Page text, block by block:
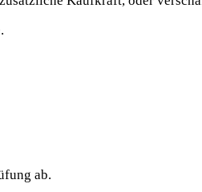
ab.